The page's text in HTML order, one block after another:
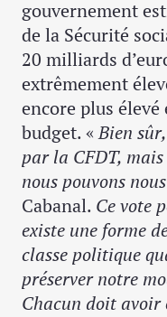
gouvernement
de la Sécurité
20 milliards
extrêmement
encore plus
budget. «Bien
par la CFDT,
nous pouvons
Cabanal. Ce vote
existe une forme
classe politique
préserver notre
Chacun doit avoir